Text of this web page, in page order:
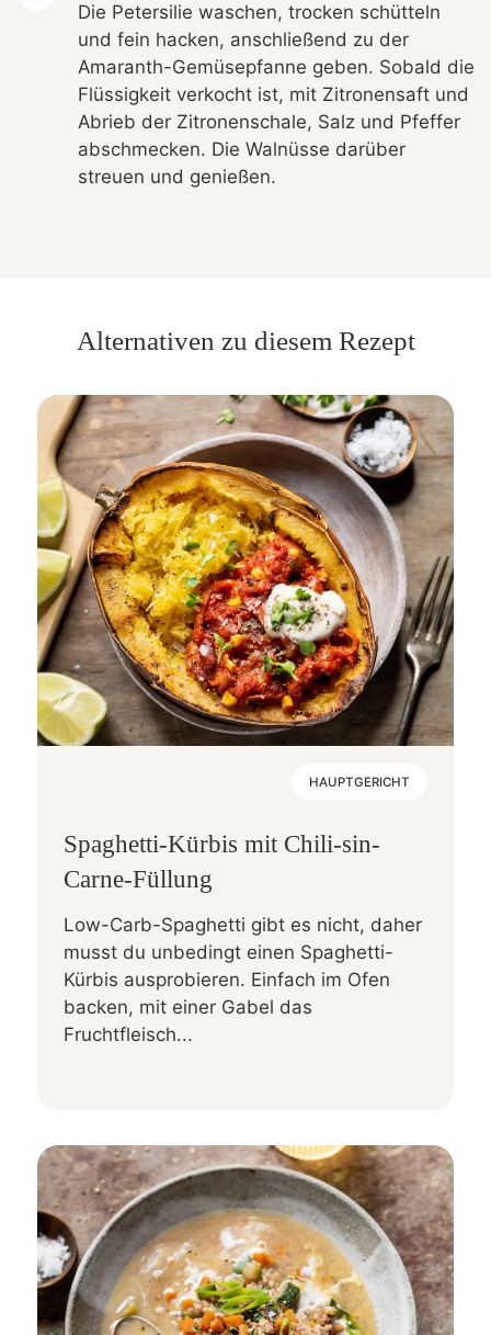
Die Petersilie waschen, trocken schütteln
und fein hacken, anschließend zu der
Amaranth-Gemüsepfanne geben. Sobald die
Flüssigkeit verkocht ist, mit Zitronensaft und
Abrieb der Zitronenschale, Salz und Pfeffer
abschmecken. Die Walnüsse darüber
streuen und genießen.
Alternativen zu diesem Rezept
HAUPTGERICHT
Spaghetti-Kürbis mit Chili-sin-
Carne-Füllung
Low-Carb-Spaghetti gibt es nicht, daher
musst du unbedingt einen Spaghetti-
Kürbis ausprobieren. Einfach im Ofen
backen, mit einer Gabel das
Fruchtfleisch...